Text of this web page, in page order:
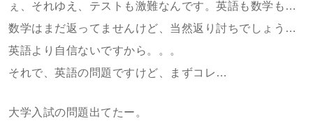
ぇ、それゆえ、テストも激難なんです。英語も数学も…
数学はまだ返ってませんけど、当然返り討ちでしょう…
英語より自信ないですから。。。
それで、英語の問題ですけど、まずコレ…
大学入試の問題出てたー。